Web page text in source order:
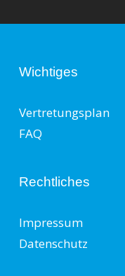
Wichtiges
Vertretungsplan
FAQ
Rechtliches
Impressum
Datenschutz